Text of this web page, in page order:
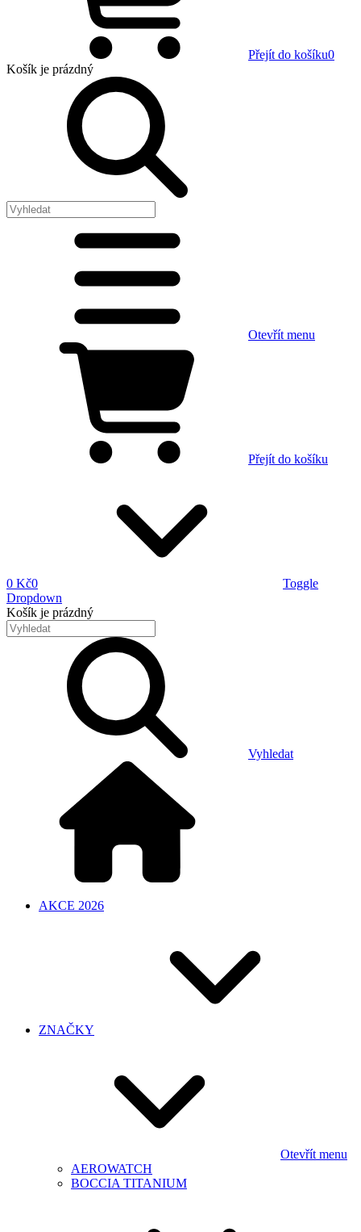
Přejít do košíku0
Košík je prázdný
Otevřít menu
Přejít do košíku
0 Kč0
Toggle
Dropdown
Košík je prázdný
Vyhledat
AKCE 2026
ZNAČKY
Otevřít menu
AEROWATCH
BOCCIA TITANIUM